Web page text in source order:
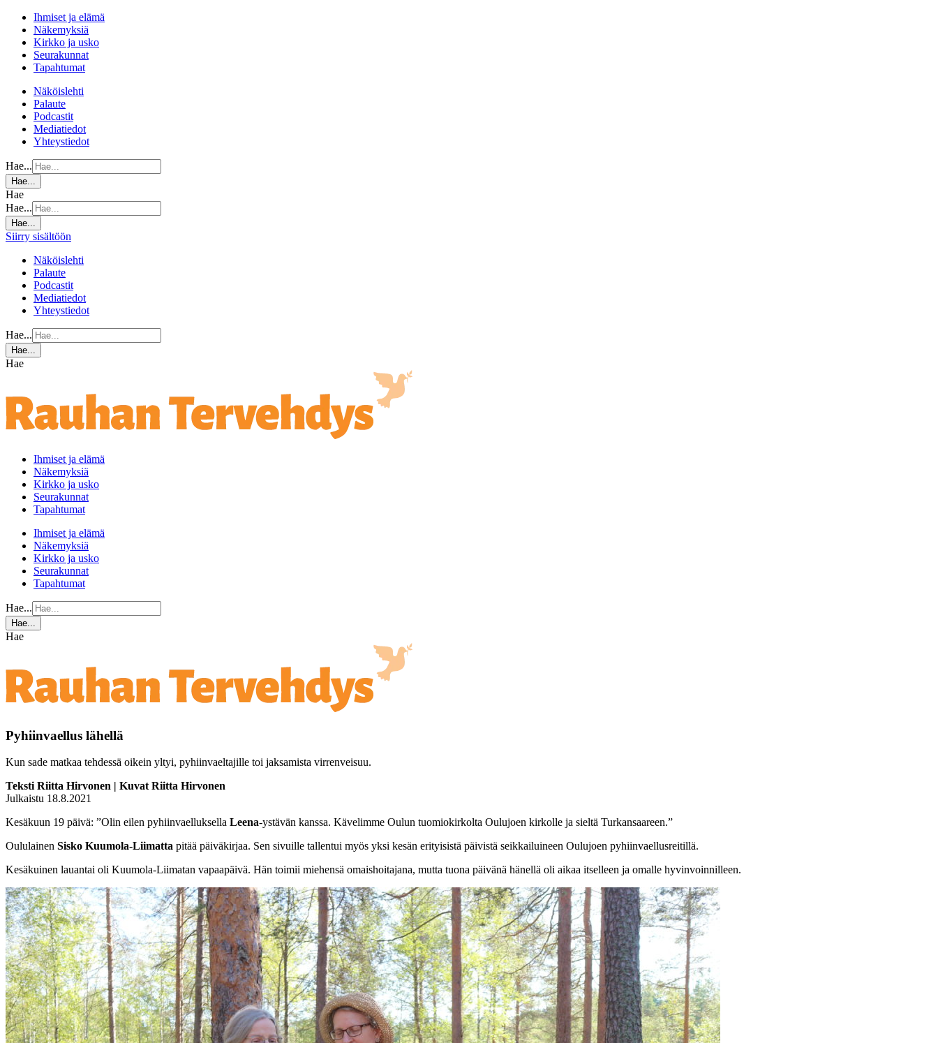
Ihmiset ja elämä
Näkemyksiä
Kirkko ja usko
Seurakunnat
Tapahtumat
Näköislehti
Palaute
Podcastit
Mediatiedot
Yhteystiedot
Hae...
Hae...
Hae
Hae...
Hae...
Siirry sisältöön
Näköislehti
Palaute
Podcastit
Mediatiedot
Yhteystiedot
Hae...
Hae...
Hae
Ihmiset ja elämä
Näkemyksiä
Kirkko ja usko
Seurakunnat
Tapahtumat
Ihmiset ja elämä
Näkemyksiä
Kirkko ja usko
Seurakunnat
Tapahtumat
Hae...
Hae...
Hae
Pyhiinvaellus lähellä
Kun sade matkaa tehdessä oikein yltyi, pyhiinvaeltajille toi jaksamista virrenveisuu.
Teksti Riitta Hirvonen | Kuvat Riitta Hirvonen
Julkaistu 18.8.2021
Kesäkuun 19 päivä: ”Olin eilen pyhiinvaelluksella Leena-ystävän kanssa. Kävelimme Oulun tuomiokirkolta Oulujoen kirkolle ja sieltä Turkansaareen.”
Oululainen Sisko Kuumola-Liimatta pitää päiväkirjaa. Sen sivuille tallentui myös yksi kesän erityisistä päivistä seikkailuineen Oulujoen pyhiinvaellusreitillä.
Kesäkuinen lauantai oli Kuumola-Liimatan vapaapäivä. Hän toimii miehensä omaishoitajana, mutta tuona päivänä hänellä oli aikaa itselleen ja omalle hyvinvoinnilleen.